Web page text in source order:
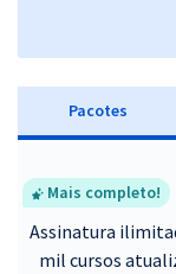
Pacotes
Mais completo!
Assinatura
mil cursos